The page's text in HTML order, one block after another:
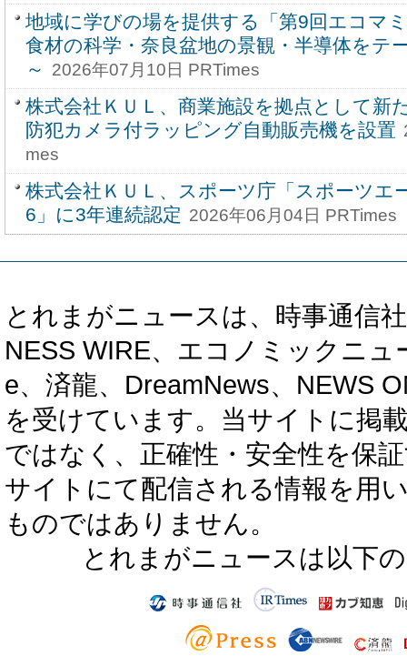
地域に学びの場を提供する「第9回エコマ
食材の科学・奈良盆地の景観・半導体をテ
～
2026年07月10日 PRTimes
株式会社ＫＵＬ、商業施設を拠点として
防犯カメラ付ラッピング自動販売機を設置
mes
株式会社ＫＵＬ、スポーツ庁「スポーツエ
6」に3年連続認定 2026年06月04日 PRTimes
とれまがニュースは、時事通信
NESS WIRE、エコノミックニ
e、済龍、DreamNews、NEWS
を受けています。当サイトに掲
ではなく、正確性・安全性を保
サイトにて配信される情報を用
ものではありません。
とれまがニュースは以下